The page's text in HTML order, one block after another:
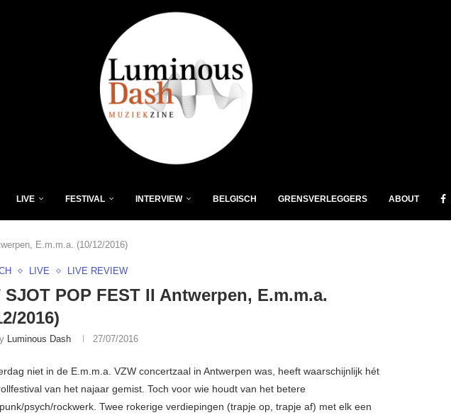
LIVE FESTIVAL INTERVIEW BELGISCH GRENSVERLEGGERS ABOUT
E.m.m.a. (10/12/2016)
LIVE LIVE REVIEW
SJOT POP FEST II Antwerpen, E.m.m.a.
2016)
Luminous Dash 27/07/2016
niet in de E.m.m.a. VZW concertzaal in Antwerpen was, heeft waarschijnlijk hét
van het najaar gemist. Toch voor wie houdt van het betere
psych/rockwerk. Twee rokerige verdiepingen (trapje op, trapje af) met elk een